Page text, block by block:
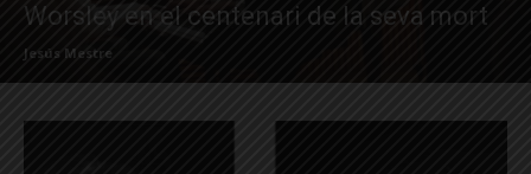
Worsley en el centenari de la seva mort
Jesús Mestre